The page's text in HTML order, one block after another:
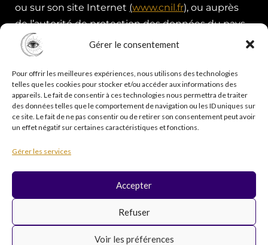
Gérer le consentement
Pour offrir les meilleures expériences, nous utilisons des technologies
telles que les cookies pour stocker et/ou accéder aux informations des
appareils. Le fait de consentir à ces technologies nous permettra de traiter
des données telles que le comportement de navigation ou les ID uniques sur
ce site. Le fait de ne pas consentir ou de retirer son consentement peut avoir
un effet négatif sur certaines caractéristiques et fonctions.
Gérer les services
Accepter
Refuser
Voir les préférences
ou sur son site Internet (www.cnil.fr), ou auprès
de l’autorité de protection des données du pays
dans lequel vous résidez ou travaillez
habituellement.
Copyright © 2026 Psycholistik Box | EI Delphine
n